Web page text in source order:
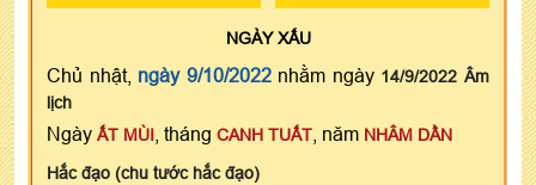
NGÀYXẤU
Chủ nhật, ngày 9/10/2022nhằm ngày 14/9/2022 Âm
lịch
Ngày ẤT MÙI , tháng CANH TUẤT , năm NHÂM DẦN
Hắc đạo (chu tước hắc đạo)